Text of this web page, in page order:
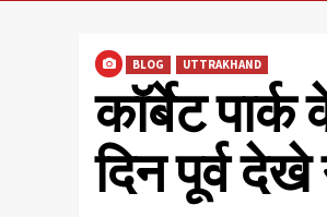
BLOG UTTRAKHAND
कॉर्बेट
दिन पूर्व